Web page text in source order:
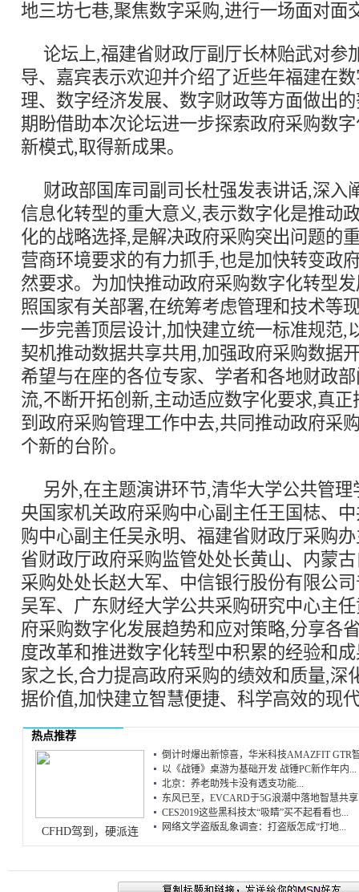
地三坊七巷,聚焦数字采购,进行一场面对面
论坛上,福建省财政厅副厅长林贻武对参
导、嘉宾表示欢迎并介绍了近些年福建在
理、数字经济发展、数字财政等方面做出
期盼借助本次论坛进一步探索政府采购数
新模式,取得新成果。
财政部国库司副司长杜强发表讲话,深入
信息化转型的重大意义,表示数字化是推动
化的战略选择,是解决政府采购突出问题的
营商环境要求的有力抓手,也是加快转变政
然要求。为加快推动政府采购数字化转型
照国家有关部署,在统筹考虑管理和技术等
一步完善顶层设计,加快建立统一标准规范,
契机推动数据共享共用,加强政府采购数据
希望与在座的各位专家、学者和各地财政
流,不断开拓创新,主动适应数字化要求,真
到政府采购管理工作中去,共同推动政府采
个新的台阶。
另外,在主题演讲环节,清华大学公共管
央国家机关政府采购中心副主任王国梽、
购中心副主任吴永明、福建省财政厅采购
省财政厅政府采购监管处处长黄山、内蒙
采购处处长赵大军、中信银行股份有限公
吴军、广东财经大学公共采购研究中心主
府采购数字化发展趋势和应对策略,分享各
度改革和推进数字化转型中积累的经验和
家之长,合力提高政府采购的绩效和质量,深
据价值,加快建立智慧便捷、科学高效的现
热点推荐
CFHD驾到，硬派连
倒计时爆出新惊喜，华米科技AMAZFIT GTR
以《战锤》桌游为基础开发 战锤PC新作年内...
北京：养老助残卡没有透支功能...
东风已至，EVCARD于5G浪潮中落地智慧共
CES2019这些黑科技太“吸睛”买不起看看也...
网络文学盗版乱象调查：打盗版怎成“打地...